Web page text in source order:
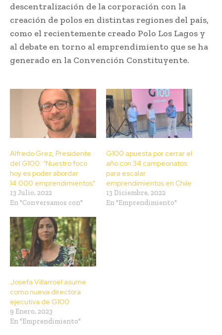
descentralización de la corporación con la
creación de polos en distintas regiones del país,
como el recientemente creado Polo Los Lagos y
al debate en torno al emprendimiento que se ha
generado en la Convención Constituyente.
Alfredo Grez, Presidente
del G100: “Nuestro foco
hoy es poder abordar
14.000 emprendimientos”
13 Julio, 2022
En "Conversamos con"
G100 apuesta por cerrar el
año con 34 campeonatos
para escalar
emprendimientos en Chile
13 Diciembre, 2022
En "Emprendimiento"
Josefa Villarroel asume
como nueva directora
ejecutiva de G100
9 Enero, 2023
En "Emprendimiento"